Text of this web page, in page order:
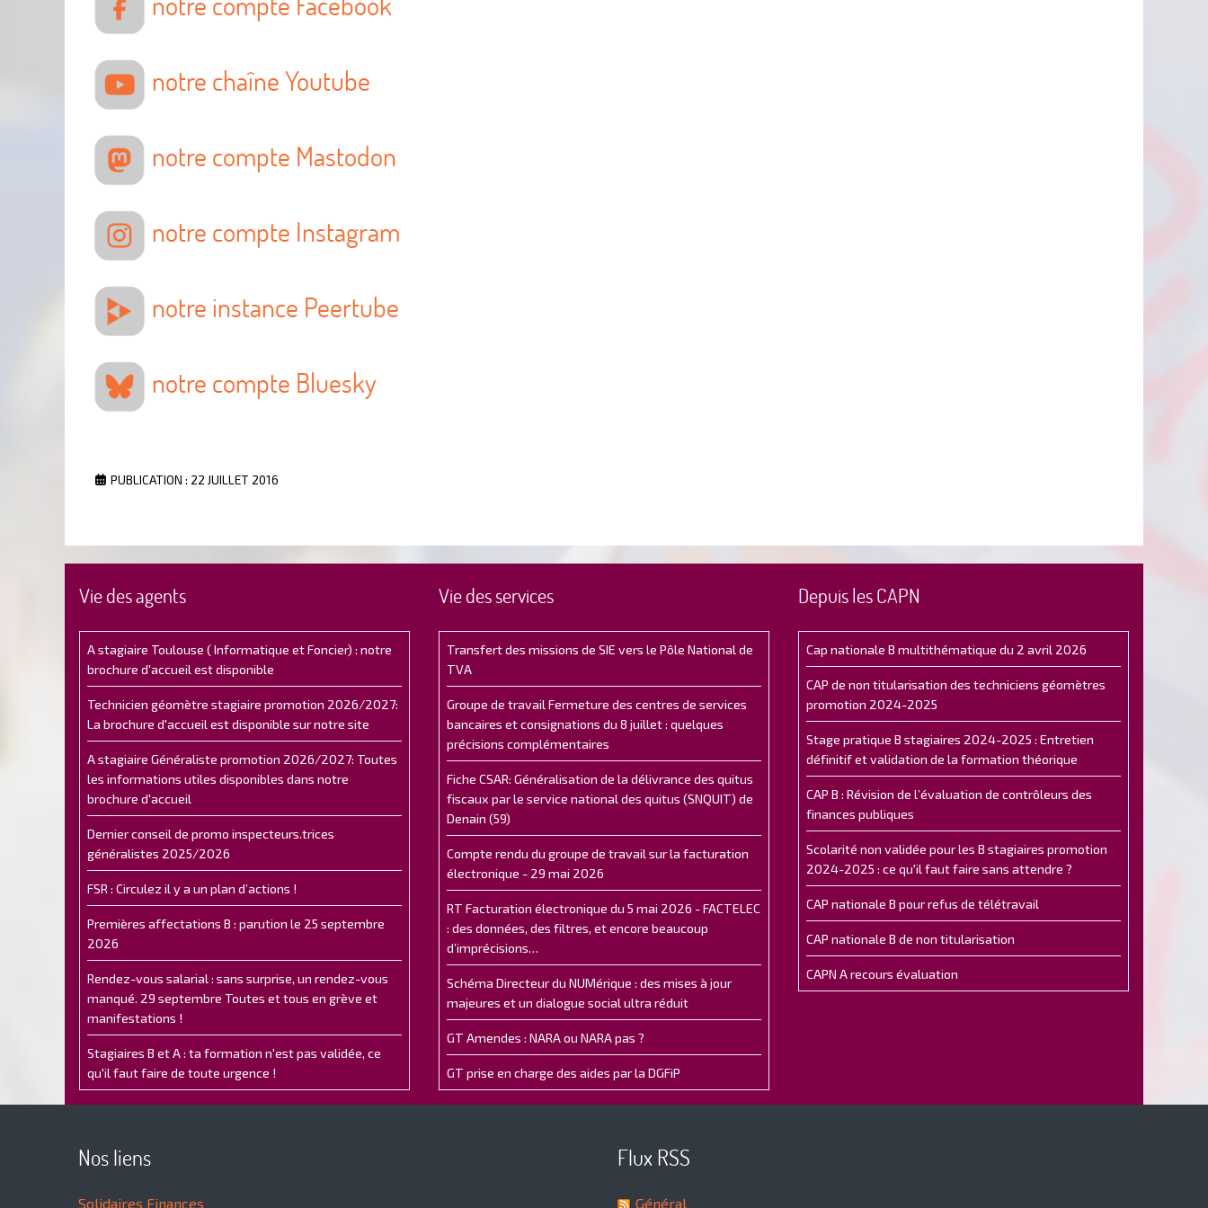
notre chaîne Youtube
notre compte Mastodon
notre compte Instagram
notre instance Peertube
notre compte Bluesky
PUBLICATION : 22 JUILLET 2016
Vie des agents
A stagiaire Toulouse ( Informatique et Foncier) : notre
brochure d'accueil est disponible
Technicien géomètre stagiaire promotion 2026/2027:
La brochure d'accueil est disponible sur notre site
A stagiaire Généraliste promotion 2026/2027: Toutes
les informations utiles disponibles dans notre
brochure d'accueil
Dernier conseil de promo inspecteurs.trices
généralistes 2025/2026
FSR : Circulez il y a un plan d’actions !
Premières affectations B : parution le 25 septembre
2026
Rendez-vous salarial : sans surprise, un rendez-vous
manqué. 29 septembre Toutes et tous en grève et
manifestations !
Stagiaires B et A : ta formation n'est pas validée, ce
qu'il faut faire de toute urgence !
Vie des services
Transfert des missions de SIE vers le Pôle National de
TVA
Groupe de travail Fermeture des centres de services
bancaires et consignations du 8 juillet : quelques
précisions complémentaires
Fiche CSAR: Généralisation de la délivrance des quitus
fiscaux par le service national des quitus (SNQUIT) de
Denain (59)
Compte rendu du groupe de travail sur la facturation
électronique - 29 mai 2026
RT Facturation électronique du 5 mai 2026 - FACTELEC
: des données, des filtres, et encore beaucoup
d’imprécisions…
Schéma Directeur du NUMérique : des mises à jour
majeures et un dialogue social ultra réduit
GT Amendes : NARA ou NARA pas ?
GT prise en charge des aides par la DGFiP
Depuis les CAPN
Cap nationale B multithématique du 2 avril 2026
CAP de non titularisation des techniciens géomètres
promotion 2024-2025
Stage pratique B stagiaires 2024-2025 : Entretien
définitif et validation de la formation théorique
CAP B : Révision de l’évaluation de contrôleurs des
finances publiques
Scolarité non validée pour les B stagiaires promotion
2024-2025 : ce qu'il faut faire sans attendre ?
CAP nationale B pour refus de télétravail
CAP nationale B de non titularisation
CAPN A recours évaluation
Nos liens
Solidaires Finances
Flux RSS
Général